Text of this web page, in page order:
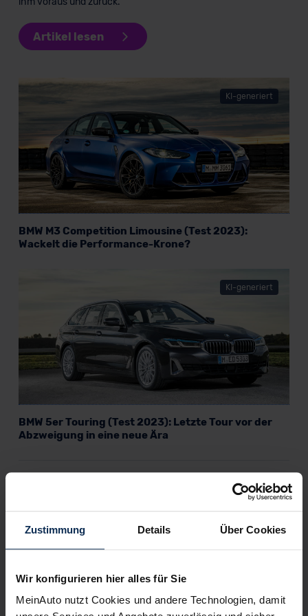
Zustimmung Details Über Cookies
Wir konfigurieren hier alles für Sie
MeinAuto nutzt Cookies und andere Technologien, damit
Artikel lesen
KI-generiert
BMW M3 Competition Limousine (Test 2023):
Wackelt die Performance-Krone?
KI-generiert
BMW 5er Touring (Test 2023): Letzte Tour vor der
Abzweigung in eine neue Ära
BMW 3er Limousine im Test (2023): Bewahrt die
Modellpflege die Freude am Fahren?
Premium-SUV ist vonehmer?
BMW i4 vs. Tesla Model 3 (Test 2023): Wer ist die